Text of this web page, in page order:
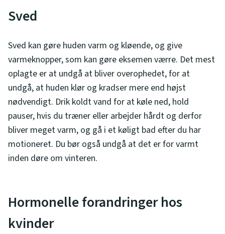
Sved
Sved kan gøre huden varm og kløende, og give
varmeknopper, som kan gøre eksemen værre. Det mest
oplagte er at undgå at bliver overophedet, for at
undgå, at huden klør og kradser mere end højst
nødvendigt. Drik koldt vand for at køle ned, hold
pauser, hvis du træner eller arbejder hårdt og derfor
bliver meget varm, og gå i et køligt bad efter du har
motioneret. Du bør også undgå at det er for varmt
inden døre om vinteren.
Hormonelle forandringer hos
kvinder